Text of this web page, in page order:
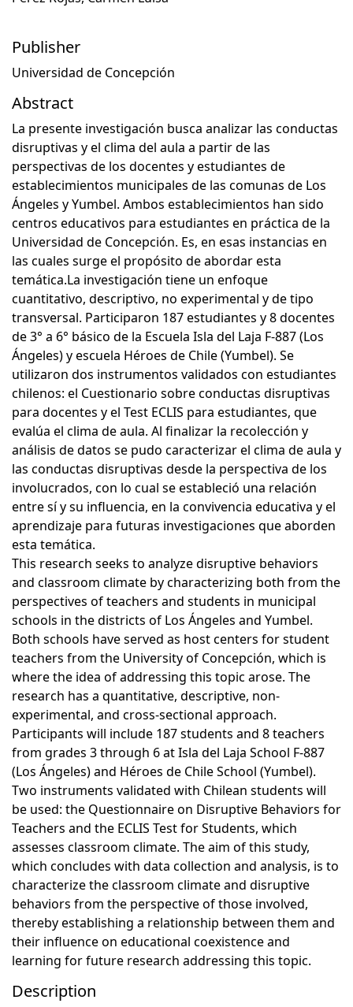
Publisher
Universidad de Concepción
Abstract
La presente investigación busca analizar las conductas
disruptivas y el clima del aula a partir de las
perspectivas de los docentes y estudiantes de
establecimientos municipales de las comunas de Los
Ángeles y Yumbel. Ambos establecimientos han sido
centros educativos para estudiantes en práctica de la
Universidad de Concepción. Es, en esas instancias en
las cuales surge el propósito de abordar esta
temática.La investigación tiene un enfoque
cuantitativo, descriptivo, no experimental y de tipo
transversal. Participaron 187 estudiantes y 8 docentes
de 3° a 6° básico de la Escuela Isla del Laja F-887 (Los
Ángeles) y escuela Héroes de Chile (Yumbel). Se
utilizaron dos instrumentos validados con estudiantes
chilenos: el Cuestionario sobre conductas disruptivas
para docentes y el Test ECLIS para estudiantes, que
evalúa el clima de aula. Al finalizar la recolección y
análisis de datos se pudo caracterizar el clima de aula y
las conductas disruptivas desde la perspectiva de los
involucrados, con lo cual se estableció una relación
entre sí y su influencia, en la convivencia educativa y el
aprendizaje para futuras investigaciones que aborden
esta temática.
This research seeks to analyze disruptive behaviors
and classroom climate by characterizing both from the
perspectives of teachers and students in municipal
schools in the districts of Los Ángeles and Yumbel.
Both schools have served as host centers for student
teachers from the University of Concepción, which is
where the idea of addressing this topic arose. The
research has a quantitative, descriptive, non-
experimental, and cross-sectional approach.
Participants will include 187 students and 8 teachers
from grades 3 through 6 at Isla del Laja School F-887
(Los Ángeles) and Héroes de Chile School (Yumbel).
Two instruments validated with Chilean students will
be used: the Questionnaire on Disruptive Behaviors for
Teachers and the ECLIS Test for Students, which
assesses classroom climate. The aim of this study,
which concludes with data collection and analysis, is to
characterize the classroom climate and disruptive
behaviors from the perspective of those involved,
thereby establishing a relationship between them and
their influence on educational coexistence and
learning for future research addressing this topic.
Description